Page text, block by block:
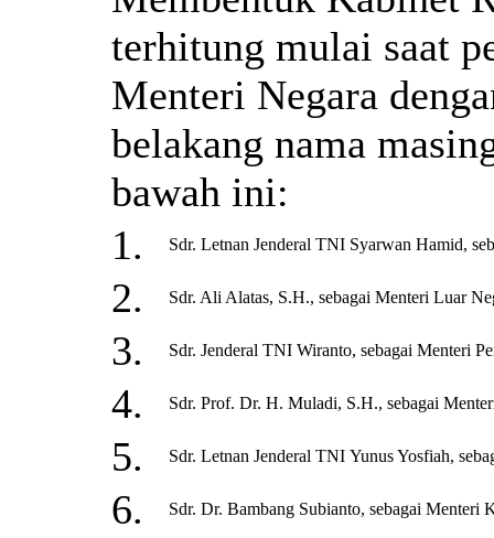
terhitung mulai saat
Menteri Negara
belakang nama
bawah ini:
1.
Sdr. Letnan Jenderal TNI Syarwan Hamid,
2. Sdr. Ali Alatas, S.H., sebagai Menteri Luar
3. Sdr. Jenderal TNI Wiranto, sebagai Menteri
4. Sdr. Prof. Dr. H. Muladi, S.H., sebagai
5. Sdr. Letnan Jenderal TNI Yunus Yosfiah,
6. Sdr. Dr. Bambang Subianto, sebagai Menteri